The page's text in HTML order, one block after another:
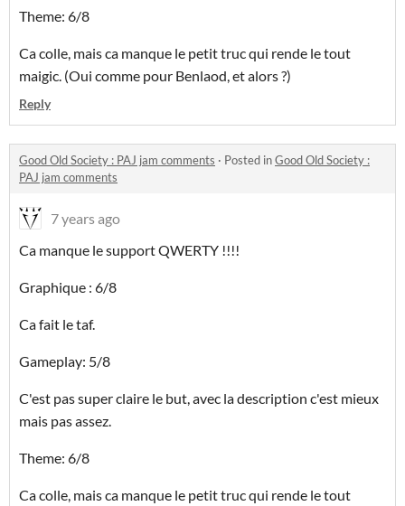
Theme: 6/8
Ca colle, mais ca manque le petit truc qui rende le tout
maigic. (Oui comme pour Benlaod, et alors ?)
Reply
Good Old Society : PAJ jam comments · Posted inGood Old Society :
PAJ jam comments
7 years ago
Ca manque le support QWERTY !!!!
Graphique : 6/8
Ca fait le taf.
Gameplay: 5/8
C'est pas super claire le but, avec la description c'est mieux
mais pas assez.
Theme: 6/8
Ca colle, mais ca manque le petit truc qui rende le tout